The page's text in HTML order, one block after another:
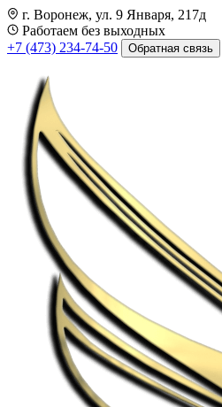
г. Воронеж, ул. 9 Января, 217д
Работаем без выходных
+7 (473) 234-74-50
Обратная связь